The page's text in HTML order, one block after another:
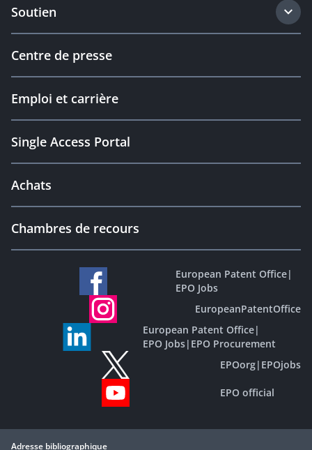
Soutien
Centre de presse
Emploi et carrière
Single Access Portal
Achats
Chambres de recours
European Patent Office|
EPO Jobs
EuropeanPatentOffice
European Patent Office|
EPO Jobs| EPO Procurement
EPOorg| EPOjobs
EPO official
Adresse bibliographique